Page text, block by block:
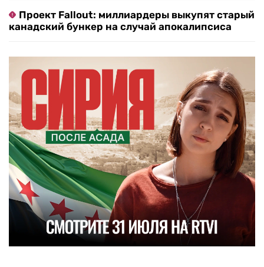
Проект Fallout: миллиардеры выкупят старый
канадский бункер на случай апокалипсиса